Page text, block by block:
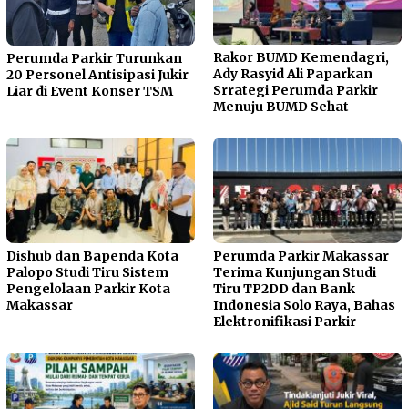
Perumda Parkir Turunkan
20 Personel Antisipasi Jukir
Liar di Event Konser TSM
Rakor BUMD Kemendagri,
Ady Rasyid Ali Paparkan
Srrategi Perumda Parkir
Menuju BUMD Sehat
Dishub dan Bapenda Kota
Palopo Studi Tiru Sistem
Pengelolaan Parkir Kota
Makassar
Perumda Parkir Makassar
Terima Kunjungan Studi
Tiru TP2DD dan Bank
Indonesia Solo Raya, Bahas
Elektronifikasi Parkir